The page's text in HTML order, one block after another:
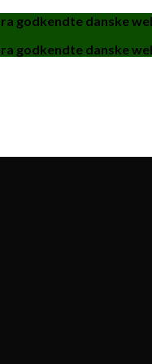
godkendte danske
godkendte danske